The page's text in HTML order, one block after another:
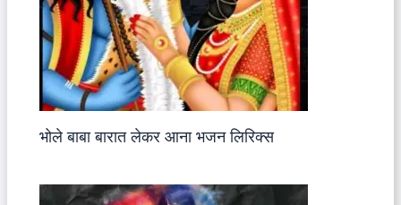
भोले बाबा बारात लेकर आना भजन लिरिक्स